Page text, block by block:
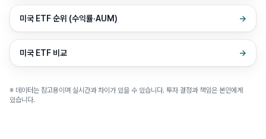
미국 ETF 순위 (수익률·AUM) →
미국 ETF 비교 →
※ 데이터는 참고용이며 실시간과 차이가 있을 수 있습니다. 투자 결정과 책임은 본인에게
있습니다.